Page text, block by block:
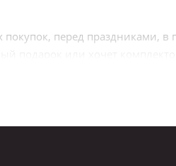
перед праздниками, в
и без, подарочные и